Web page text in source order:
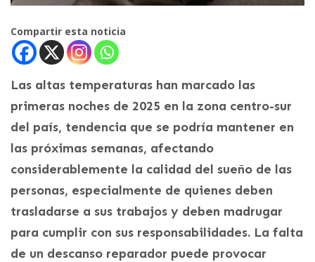
Compartir esta noticia
Las altas temperaturas han marcado las
primeras noches de 2025 en la zona centro-sur
del país, tendencia que se podría mantener en
las próximas semanas, afectando
considerablemente la calidad del sueño de las
personas, especialmente de quienes deben
trasladarse a sus trabajos y deben madrugar
para cumplir con sus responsabilidades. La falta
de un descanso reparador puede provocar